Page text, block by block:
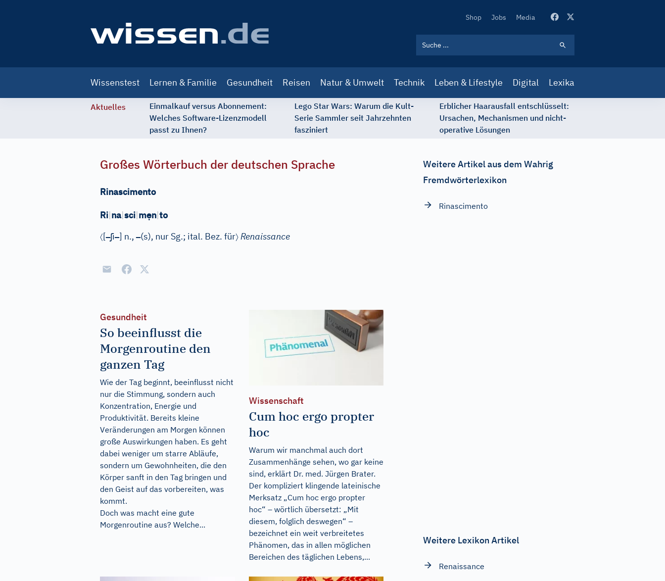
Secondary
Shop Jobs Media
navigation
Wissenstest Lernen & Familie Gesundheit Reisen Natur & Umwelt Technik Leben & Lifestyle Digital Lexika
Aktuelles
Einmalkauf versus Abonnement:
Welches Software-Lizenzmodell
passt zu Ihnen?
Lego Star Wars: Warum die Kult-
Serie Sammler seit Jahrzehnten
fasziniert
Erblicher Haarausfall entschlüsselt:
Ursachen, Mechanismen und nicht-
operative Lösungen
Großes Wörterbuch der deutschen Sprache
Rinascimento
Ri|na|sci|mẹn|to
〈[–ʃi–] n.,–(s), nur Sg.; ital. Bez. für〉Renaissance
Gesundheit
So beeinflusst die
Morgenroutine den
ganzen Tag
Wie der Tag beginnt, beeinflusst nicht
nur die Stimmung, sondern auch
Konzentration, Energie und
Produktivität. Bereits kleine
Veränderungen am Morgen können
große Auswirkungen haben. Es geht
dabei weniger um starre Abläufe,
sondern um Gewohnheiten, die den
Körper sanft in den Tag bringen und
den Geist auf das vorbereiten, was
kommt.
Doch was macht eine gute
Morgenroutine aus? Welche...
Wissenschaft
Cum hoc ergo propter
hoc
Warum wir manchmal auch dort
Zusammenhänge sehen, wo gar keine
sind, erklärt Dr. med. Jürgen Brater.
Der kompliziert klingende lateinische
Merksatz „Cum hoc ergo propter
hoc“ – wörtlich übersetzt: „Mit
diesem, folglich deswegen“ –
bezeichnet ein weit verbreitetes
Phänomen, das in allen möglichen
Bereichen des täglichen Lebens,...
Weitere Artikel aus dem Wahrig
Fremdwörterlexikon
Rinascimento
Weitere Lexikon Artikel
Renaissance